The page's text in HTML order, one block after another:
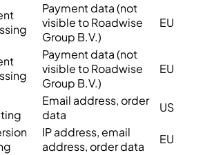
Payment data (not
visible to Roadwise
Group B.V.)
EU
Payment data (not
visible to Roadwise
Group B.V.)
EU
Email address, order
data
US
IP address, email
address, order data
EU